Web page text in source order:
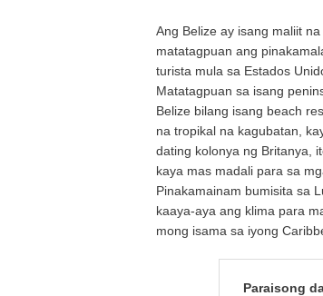
Ang Belize ay isang maliit
matatagpuan ang
turista mula sa Estados
Matatagpuan sa isang
Belize bilang isang beach
na tropikal na kagubatan,
dating kolonya ng Britanya,
kaya mas madali para sa
Pinakamainam bumisita sa
kaaya-aya ang klima para
mong isama sa iyong
Paraisong